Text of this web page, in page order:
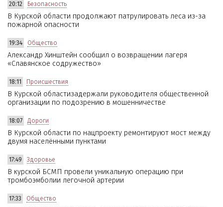
20:12 Безопасность
В Курской области продолжают патрулировать леса из-за
пожарной опасности
19:34 Общество
Александр Хинштейн сообщил о возвращении лагеря
«Славянское содружество»
18:11 Происшествия
В Курской областизадержали руководителя общественной
организации по подозрению в мошенничестве
18:07 Дороги
В Курской области по нацпроекту ремонтируют мост между
двумя населёнными пунктами
17:49 Здоровье
В курской БСМП провели уникальную операцию при
тромбоэмболии легочной артерии
17:33 Общество